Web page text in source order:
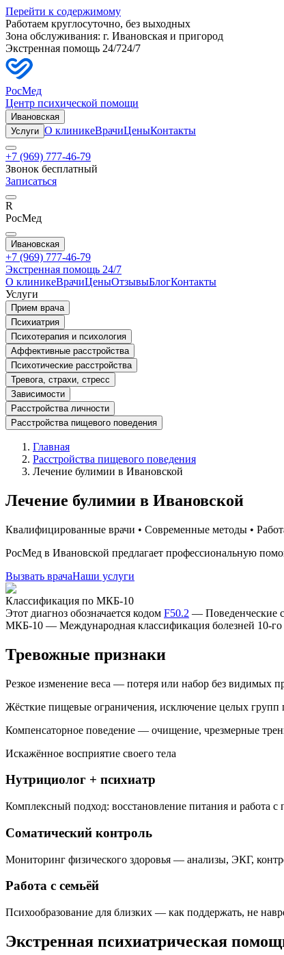
Перейти к содержимому
Работаем круглосуточно, без выходных
Зона обслуживания: г. Ивановская и пригород
Экстренная помощь 24/724/7
РосМед
Центр психической помощи
Ивановская
Услуги О клиникеВрачиЦеныКонтакты
+7 (969) 777-46-79
Звонок бесплатный
Записаться
R
РосМед
Ивановская
+7 (969) 777-46-79
Экстренная помощь 24/7
О клиникеВрачиЦеныОтзывыБлогКонтакты
Услуги
Прием врача
Психиатрия
Психотерапия и психология
Аффективные расстройства
Психотические расстройства
Тревога, страхи, стресс
Зависимости
Расстройства личности
Расстройства пищевого поведения
Главная
Расстройства пищевого поведения
Лечение булимии в Ивановской
Лечение булимии в Ивановской
Квалифицированные врачи • Современные методы •
РосМед в Ивановской предлагает профессиональную
Вызвать врачаНаши услуги
Классификация по МКБ-10
Этот диагноз обозначается кодом F50.2 — Поведенческие
МКБ-10 — Международная классификация болезней 10-
Тревожные признаки
Резкое изменение веса — потеря или набор без видимых
Жёсткие пищевые ограничения, исключение целых групп
Компенсаторное поведение — очищение, чрезмерные
Искажённое восприятие своего тела
Нутрициолог + психиатр
Комплексный подход: восстановление питания и работа
Соматический контроль
Мониторинг физического здоровья — анализы, ЭКГ,
Работа с семьёй
Психообразование для близких — как поддержать, не
Экстренная психиатрическая